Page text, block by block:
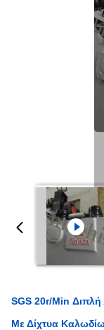
SGS 20r/Min
Με Δίχτυα